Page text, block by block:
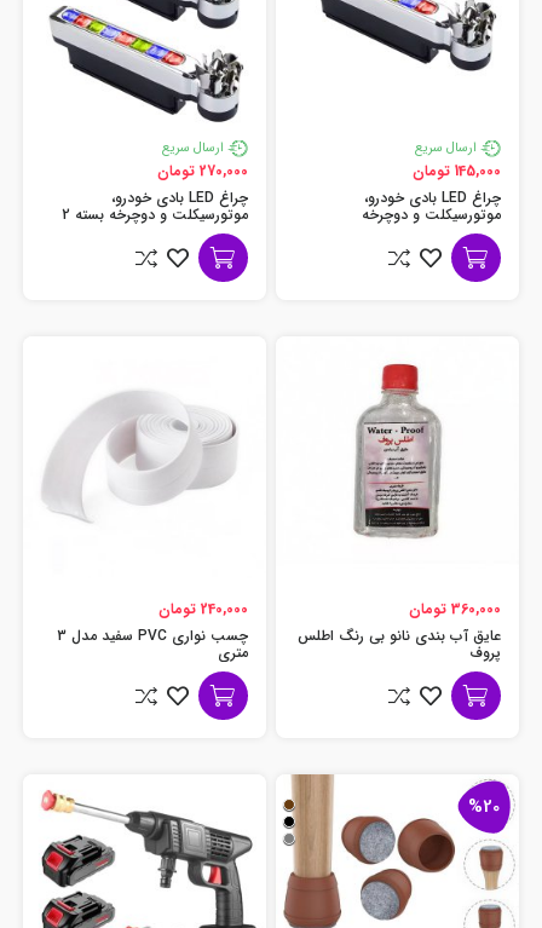
ارسال سریع
145,000 تومان
چراغ LED بادی خودرو،
موتورسیکلت و دوچرخه
ارسال سریع
270,000 تومان
چراغ LED بادی خودرو،
موتورسیکلت و دوچرخه بسته 2
عددی
360,000 تومان
عایق آب بندی نانو بی رنگ اطلس
پروف
240,000 تومان
چسب نواری PVC سفید مدل 3
متری
%20